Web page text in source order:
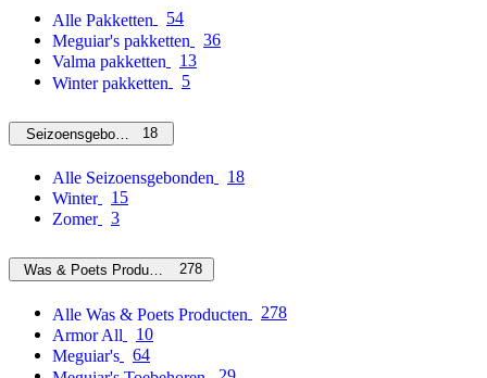
Alle Pakketten
54
Meguiar's pakketten
36
Valma pakketten
13
Winter pakketten
5
Seizoensgebonden18
Alle Seizoensgebonden
18
Winter
15
Zomer
3
Was & Poets Producten 278
Alle Was & Poets Producten
278
Armor All
10
Meguiar's
64